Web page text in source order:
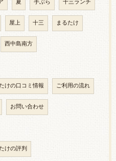
屋上 十三 まるたけ
西中島南方
けの口コミ情報 ご利用の流れ
お問い合わせ
けの評判